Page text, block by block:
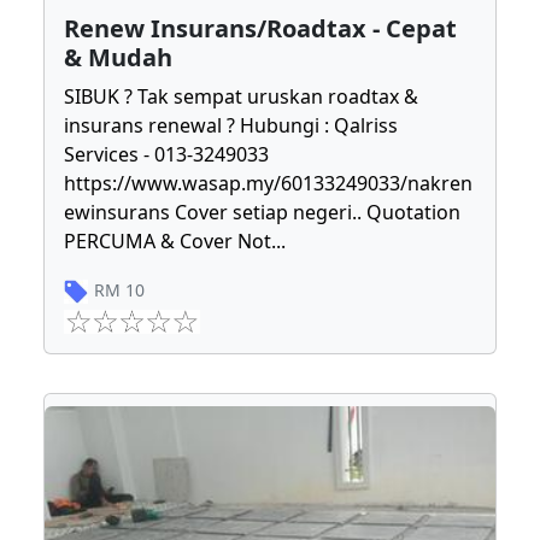
Renew Insurans/Roadtax - Cepat
& Mudah
SIBUK ? Tak sempat uruskan roadtax &
insurans renewal ? Hubungi : Qalriss
Services - 013-3249033
https://www.wasap.my/60133249033/nakren
ewinsurans Cover setiap negeri.. Quotation
PERCUMA & Cover Not...
RM 10